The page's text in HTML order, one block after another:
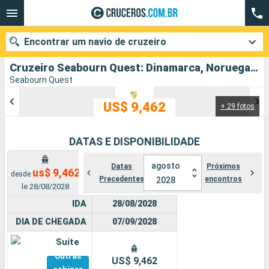
Cruzeiro Seabourn Quest: Dinamarca, Noruega, Feroe (Ilhas), Islândia partindo de Copenhague
Seabourn Quest
+ 29 fotos
US$ 9,462
DATAS E DISPONIBILIDADE
desde us$ 9,462
le 28/08/2028
Datas
Precedentes
agosto
2028
Próximos
encontros
IDA
DIA DE CHEGADA
Suíte
Outras
28/08/2028
07/09/2028
US$ 9,462
Encontrar um navio de cruzeiro
Cidades Companhias
Pesquisar